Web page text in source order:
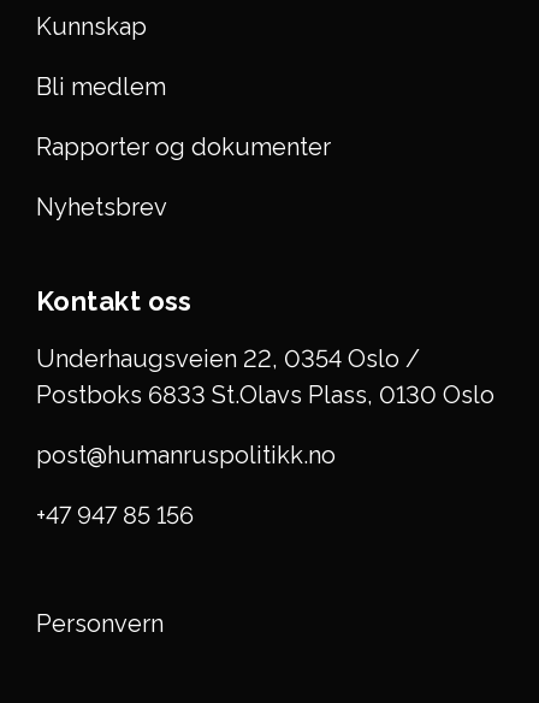
Kunnskap
Bli medlem
Rapporter og dokumenter
Nyhetsbrev
Kontakt oss
Underhaugsveien 22, 0354 Oslo /
Postboks 6833 St.Olavs Plass, 0130 Oslo
post@humanruspolitikk.no
+47 947 85 156
Personvern